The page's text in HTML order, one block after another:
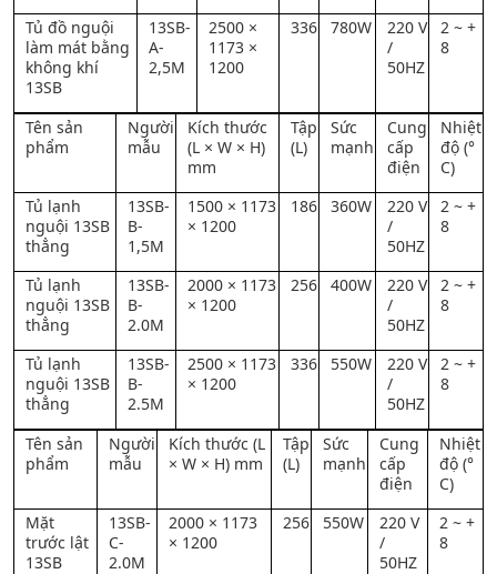
Tủ đồ nguội
làm mát bằng
không khí
13SB
13SB-
A-
2,5M
2500 ×
1173 ×
1200
336 780W
220 V
/
50HZ
2 ~ +
8
Tên sản
phẩm
Người
mẫu
Kích thước
(L × W × H)
mm
Tập
(L)
Sức
mạnh
Cung
cấp
điện
Nhiệt
độ (°
C)
Tủ lạnh
nguội 13SB
thẳng
13SB-
B-
1,5M
1500 × 1173
× 1200
186 360W
220 V
/
50HZ
2 ~ +
8
Tủ lạnh
nguội 13SB
thẳng
13SB-
B-
2.0M
2000 × 1173
× 1200
256 400W
220 V
/
50HZ
2 ~ +
8
Tủ lạnh
nguội 13SB
thẳng
13SB-
B-
2.5M
2500 × 1173
× 1200
336 550W
220 V
/
50HZ
2 ~ +
8
Tên sản
phẩm
Người
mẫu
Kích thước (L
× W × H) mm
Tập
(L)
Sức
mạnh
Cung
cấp
điện
Nhiệt
độ (°
C)
Mặt
trước lật
13SB
13SB-
C-
2.0M
2000 × 1173
× 1200
256 550W
220 V
/
50HZ
2 ~ +
8